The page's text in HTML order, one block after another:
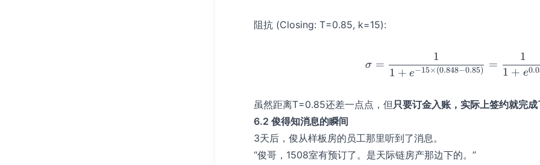
阻抗 (Closing: T=0.85, k=15):
σ =
1 + e−15×(0.848−0.85)
1
=
1 + e
1
虽然距离T=0.85还差一点点，但只要订金入账，实际上签约就完成
6.2 俊得知消息的瞬间
3天后，俊从样板房的员工那里听到了消息。
“俊哥，1508室有预订了。是天际链房产那边下的。”